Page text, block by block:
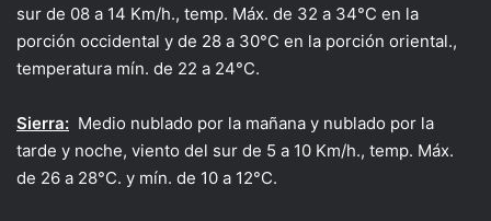
sur de 08 a 14 Km/h., temp. Máx. de 32 a 34°C en la
porción occidental y de 28 a 30°C en la porción oriental.,
temperatura mín. de 22 a 24°C.
Sierra: Medio nublado por la mañana y nublado por la
tarde y noche, viento del sur de 5 a 10 Km/h., temp. Máx.
de 26 a 28°C. y mín. de 10 a 12°C.